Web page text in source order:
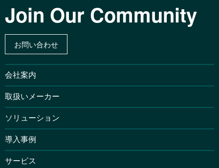
Join Our Community
お問い合わせ
会社案内
取扱いメーカー
ソリューション
導入事例
サービス